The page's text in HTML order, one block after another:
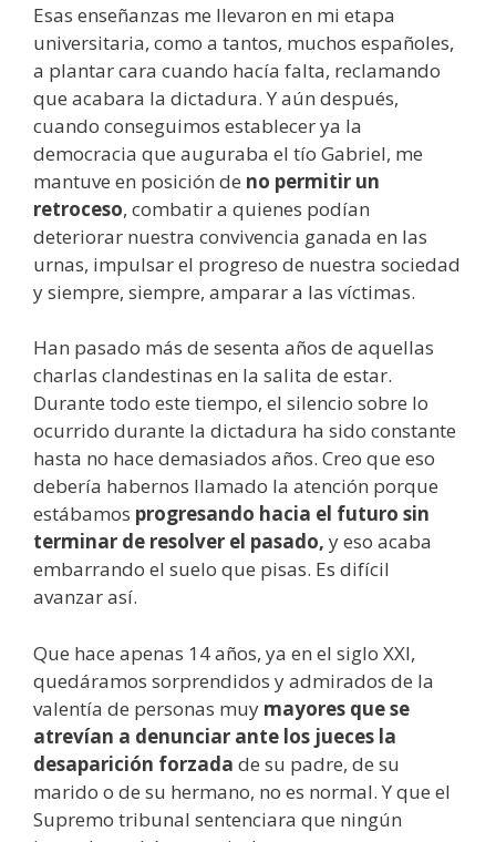
Esas enseñanzas me llevaron en mi etapa
universitaria, como a tantos, muchos españoles,
a plantar cara cuando hacía falta, reclamando
que acabara la dictadura. Y aún después,
cuando conseguimos establecer ya la
democracia que auguraba el tío Gabriel, me
mantuve en posición de no permitir un
retroceso, combatir a quienes podían
deteriorar nuestra convivencia ganada en las
urnas, impulsar el progreso de nuestra sociedad
y siempre, siempre, amparar a las víctimas.
Han pasado más de sesenta años de aquellas
charlas clandestinas en la salita de estar.
Durante todo este tiempo, el silencio sobre lo
ocurrido durante la dictadura ha sido constante
hasta no hace demasiados años. Creo que eso
debería habernos llamado la atención porque
estábamos progresando hacia el futuro sin
terminar de resolver el pasado, y eso acaba
embarrando el suelo que pisas. Es difícil
avanzar así.
Que hace apenas 14 años, ya en el siglo XXI,
quedáramos sorprendidos y admirados de la
valentía de personas muy mayores que se
atrevían a denunciar ante los jueces la
desaparición forzada de su padre, de su
marido o de su hermano, no es normal. Y que el
Supremo tribunal sentenciara que ningún